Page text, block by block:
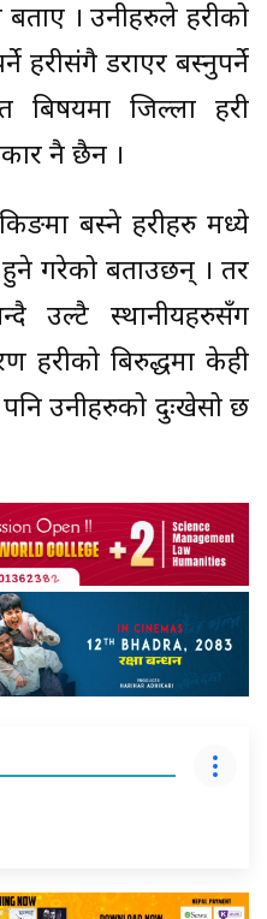
। उनीहरुले प्रहरीको
प्रहरीसंगै डराएर बस्नुपर्ने
जिल्ला प्रहरी
नै छैन ।
बस्ने प्रहरीहरु मध्ये
गरेको बताउछन् । तर
उल्टै स्थानीयहरुसँग
बिरुद्धमा केही
उनीहरुको दुःखेसो छ